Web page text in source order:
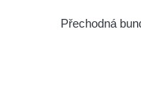
Přechodná